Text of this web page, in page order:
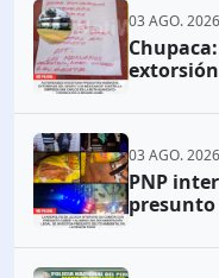
03 AGO.
03 AGO.
PNP